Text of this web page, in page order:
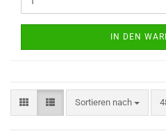
IN DEN
Sortieren nach